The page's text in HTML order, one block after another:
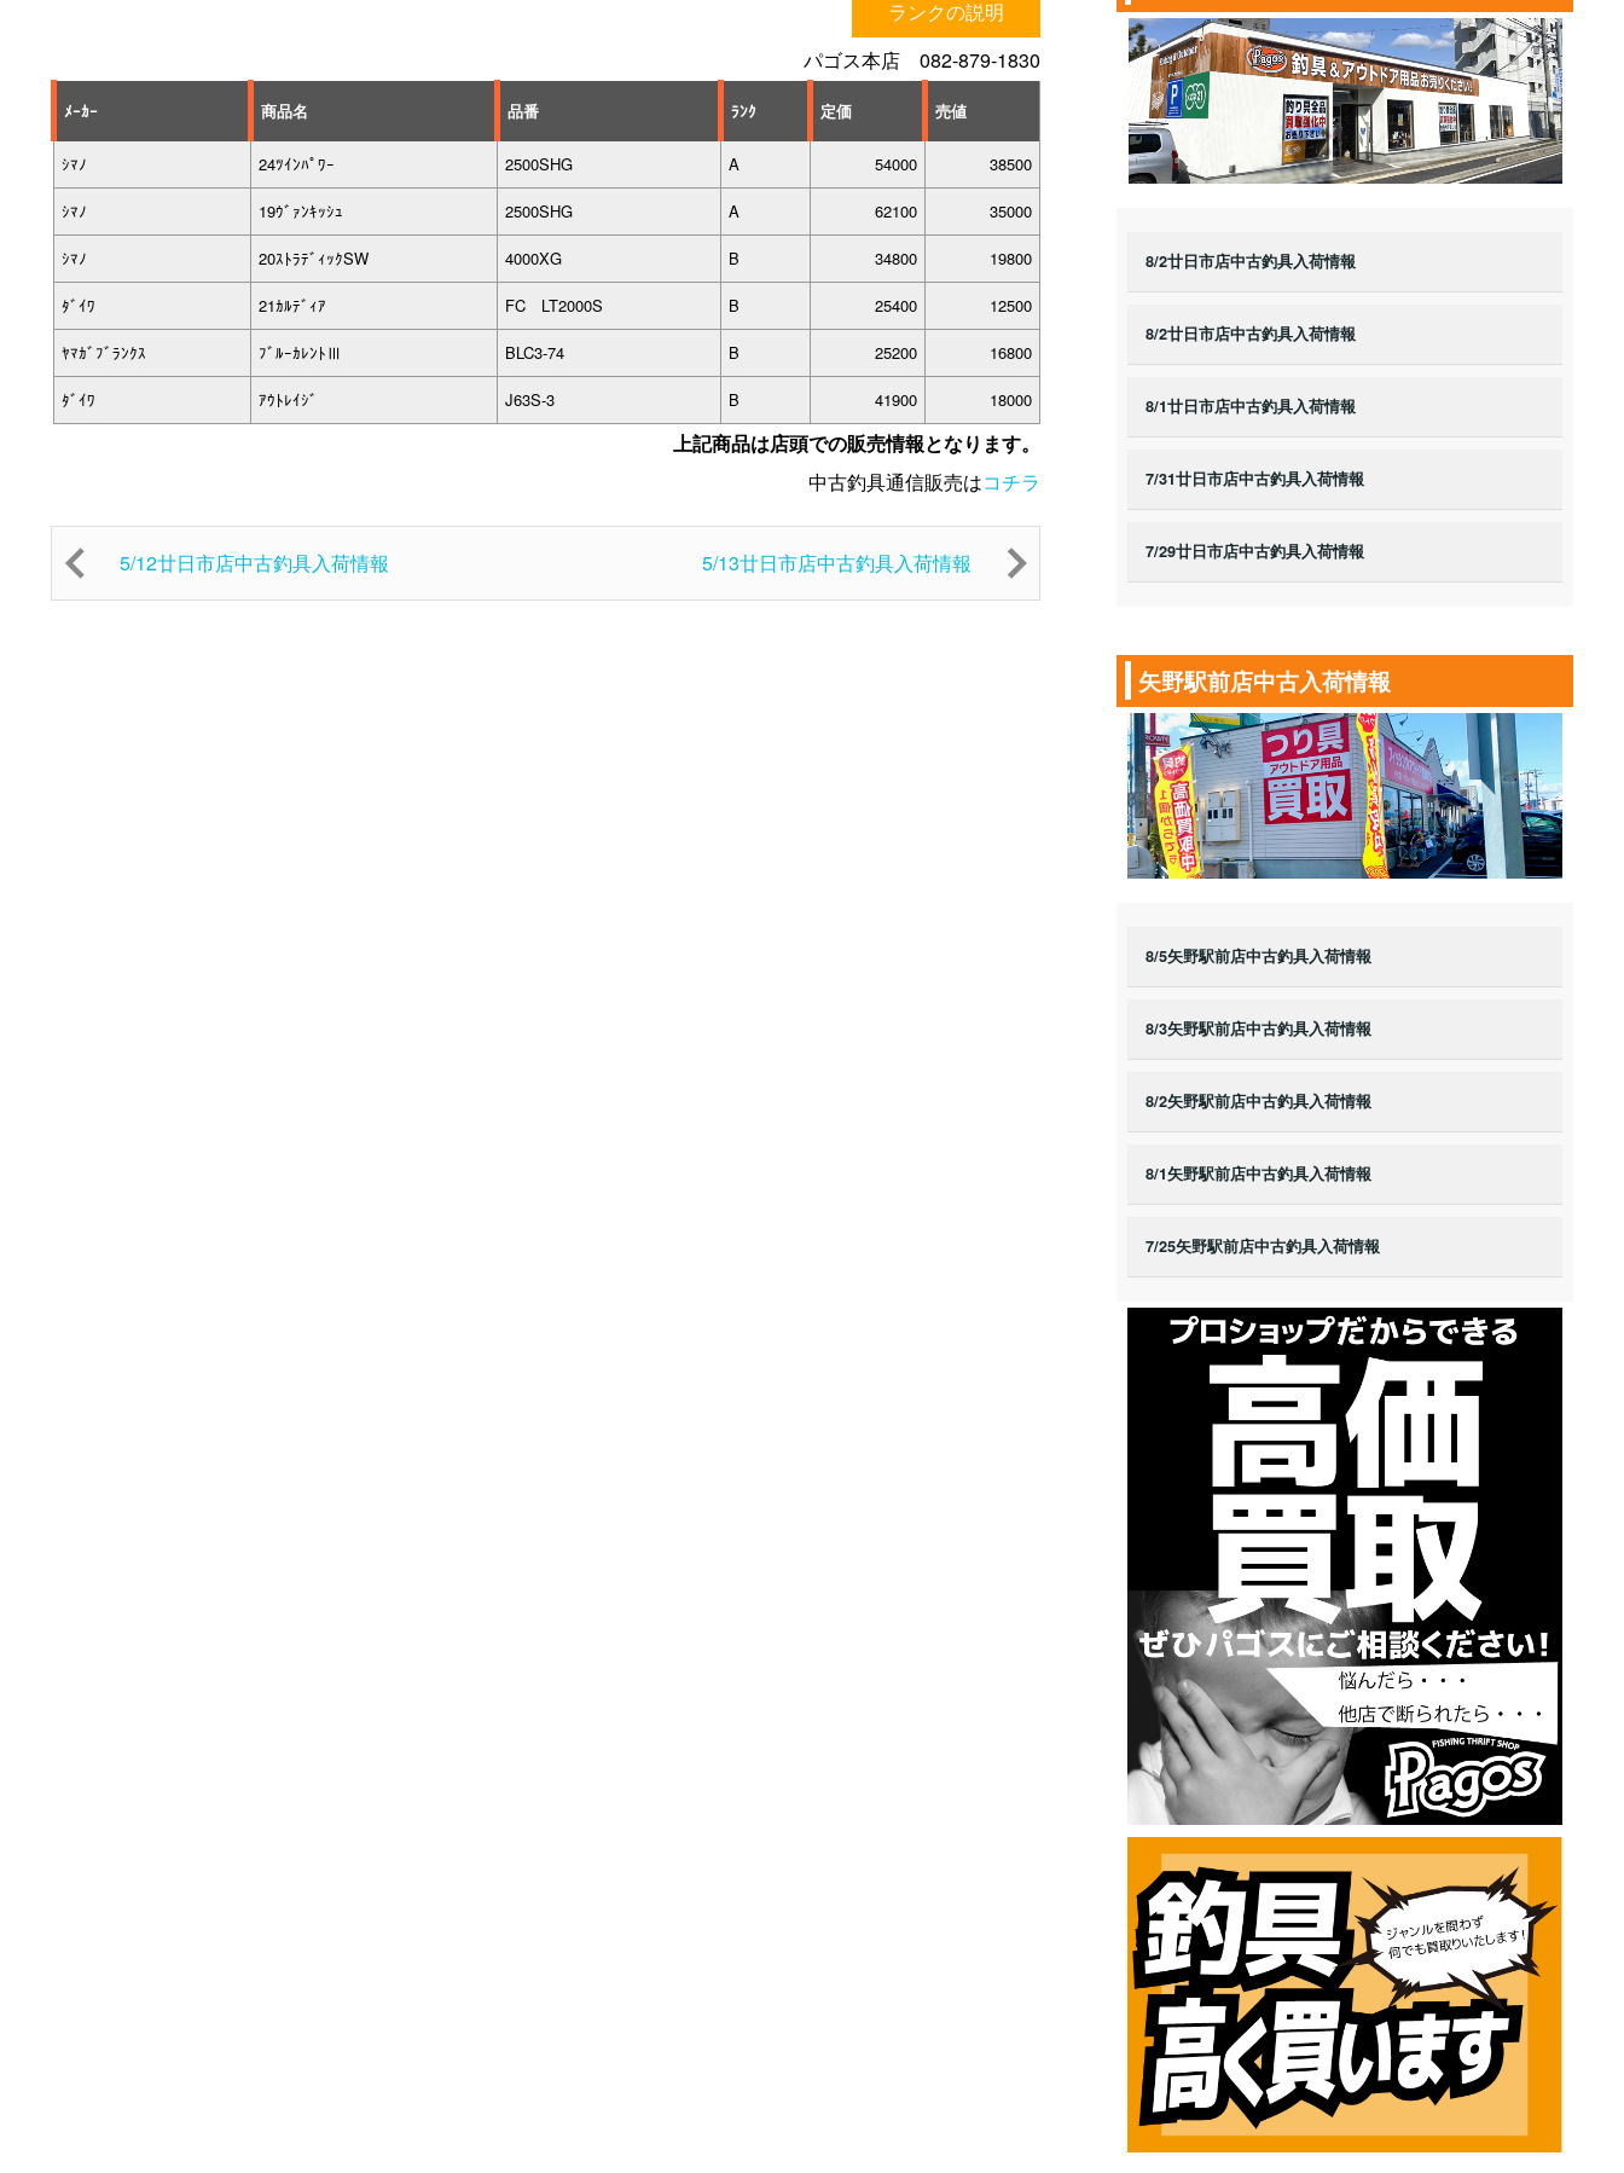
ランクの説明
パゴス本店 082-879-1830
ﾒｰｶｰ 商品名 品番 ﾗﾝｸ 定価 売値
ｼﾏﾉ 24ﾂｲﾝﾊﾟﾜｰ 2500SHG A 54000 38500
ｼﾏﾉ 19ｳﾞｧﾝｷｯｼｭ 2500SHG A 62100 35000
ｼﾏﾉ 20ｽﾄﾗﾃﾞｨｯｸSW 4000XG B 34800 19800
ﾀﾞｲﾜ 21ｶﾙﾃﾞｨｱ FC LT2000S B 25400 12500
ﾔﾏｶﾞﾌﾞﾗﾝｸｽ ﾌﾞﾙｰｶﾚﾝﾄⅢ BLC3-74 B 25200 16800
ﾀﾞｲﾜ ｱｳﾄﾚｲｼﾞ J63S-3 B 41900 18000
上記商品は店頭での販売情報となります。
中古釣具通信販売はコチラ
5/12廿日市店中古釣具入荷情報 5/13廿日市店中古釣具入荷情報
8/2廿日市店中古釣具入荷情報
8/2廿日市店中古釣具入荷情報
8/1廿日市店中古釣具入荷情報
7/31廿日市店中古釣具入荷情報
7/29廿日市店中古釣具入荷情報
矢野駅前店中古入荷情報
8/5矢野駅前店中古釣具入荷情報
8/3矢野駅前店中古釣具入荷情報
8/2矢野駅前店中古釣具入荷情報
8/1矢野駅前店中古釣具入荷情報
7/25矢野駅前店中古釣具入荷情報